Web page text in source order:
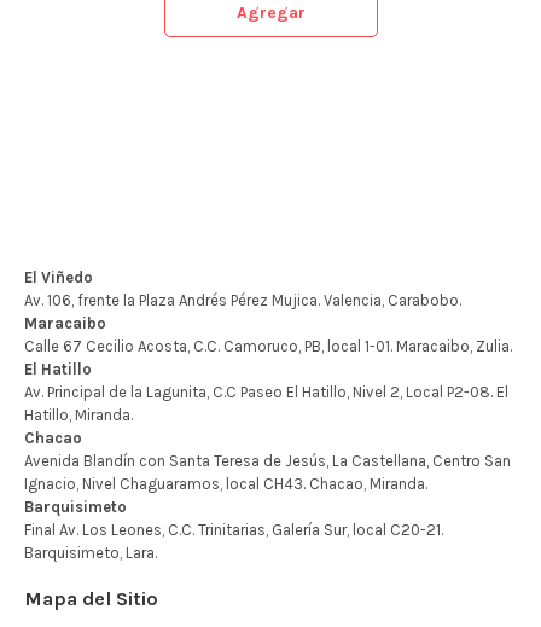
Agregar
Mapa del Sitio